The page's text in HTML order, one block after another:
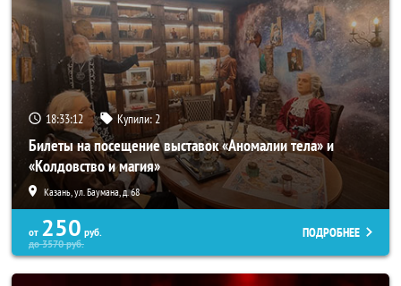
18:33:11 Купили:2
Билеты на посещение выставок «Аномалии тела» и
«Колдовство и магия»
Казань, ул. Баумана, д. 68
от 250 руб.
до3570руб.
ПОДРОБНЕЕ